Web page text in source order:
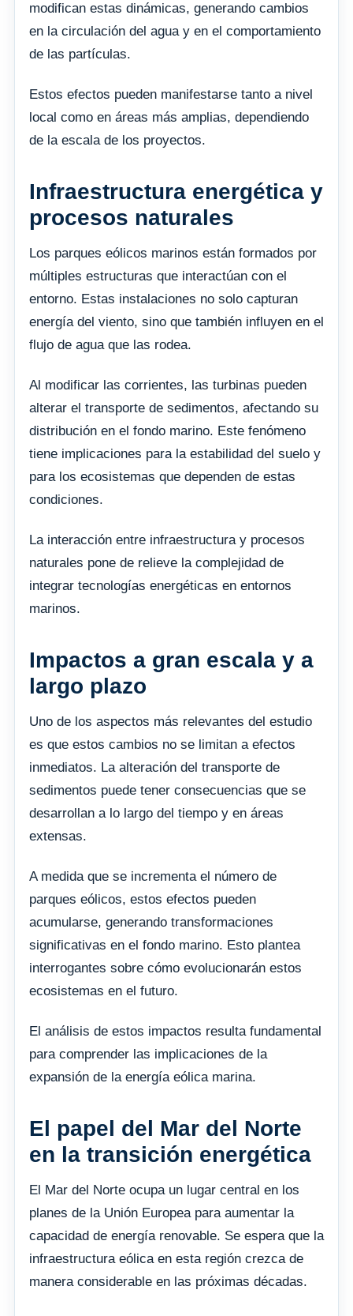
modifican estas dinámicas, generando cambios
en la circulación del agua y en el comportamiento
de las partículas.
Estos efectos pueden manifestarse tanto a nivel
local como en áreas más amplias, dependiendo
de la escala de los proyectos.
Infraestructura energética y
procesos naturales
Los parques eólicos marinos están formados por
múltiples estructuras que interactúan con el
entorno. Estas instalaciones no solo capturan
energía del viento, sino que también influyen en el
flujo de agua que las rodea.
Al modificar las corrientes, las turbinas pueden
alterar el transporte de sedimentos, afectando su
distribución en el fondo marino. Este fenómeno
tiene implicaciones para la estabilidad del suelo y
para los ecosistemas que dependen de estas
condiciones.
La interacción entre infraestructura y procesos
naturales pone de relieve la complejidad de
integrar tecnologías energéticas en entornos
marinos.
Impactos a gran escala y a
largo plazo
Uno de los aspectos más relevantes del estudio
es que estos cambios no se limitan a efectos
inmediatos. La alteración del transporte de
sedimentos puede tener consecuencias que se
desarrollan a lo largo del tiempo y en áreas
extensas.
A medida que se incrementa el número de
parques eólicos, estos efectos pueden
acumularse, generando transformaciones
significativas en el fondo marino. Esto plantea
interrogantes sobre cómo evolucionarán estos
ecosistemas en el futuro.
El análisis de estos impactos resulta fundamental
para comprender las implicaciones de la
expansión de la energía eólica marina.
El papel del Mar del Norte
en la transición energética
El Mar del Norte ocupa un lugar central en los
planes de la Unión Europea para aumentar la
capacidad de energía renovable. Se espera que la
infraestructura eólica en esta región crezca de
manera considerable en las próximas décadas.